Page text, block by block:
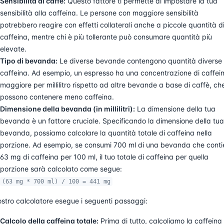
sensibilità alla caffeina. Le persone con maggiore sensibilità
potrebbero reagire con effetti collaterali anche a piccole quantità di
caffeina, mentre chi è più tollerante può consumare quantità più
elevate.
Tipo di bevanda: Le diverse bevande contengono quantità diverse
caffeina. Ad esempio, un espresso ha una concentrazione di
maggiore per millilitro rispetto ad altre bevande a base di caffè,
possono contenere meno caffeina.
Dimensione della bevanda (in millilitri): La dimensione della tua
bevanda è un fattore cruciale. Specificando la dimensione della tua
bevanda, possiamo calcolare la quantità totale di caffeina nella
porzione. Ad esempio, se consumi 700 ml di una bevanda che
63 mg di caffeina per 100 ml, il tuo totale di caffeina per quella
porzione sarà calcolato come segue:
(63 mg * 700 ml) / 100 = 441 mg
calcolatore esegue i seguenti passaggi:
Calcolo della caffeina totale: Prima di tutto, calcoliamo la caffeina